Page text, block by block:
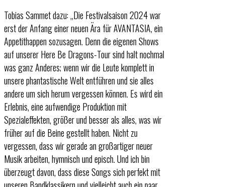
Tobias Sammet dazu: „Die Festivalsaison 2024 war
erst der Anfang einer neuen Ära für AVANTASIA, ein
Appetithappen sozusagen. Denn die eigenen Shows
auf unserer Here Be Dragons-Tour sind halt nochmal
was ganz Anderes; wenn wir die Leute komplett in
unsere phantastische Welt entführen und sie alles
andere um sich herum vergessen können. Es wird ein
Erlebnis, eine aufwendige Produktion mit
Spezialeffekten, größer und besser als alles, was wir
früher auf die Beine gestellt haben. Nicht zu
vergessen, dass wir gerade an großartiger neuer
Musik arbeiten, hymnisch und episch. Und ich bin
überzeugt davon, dass diese Songs sich perfekt mit